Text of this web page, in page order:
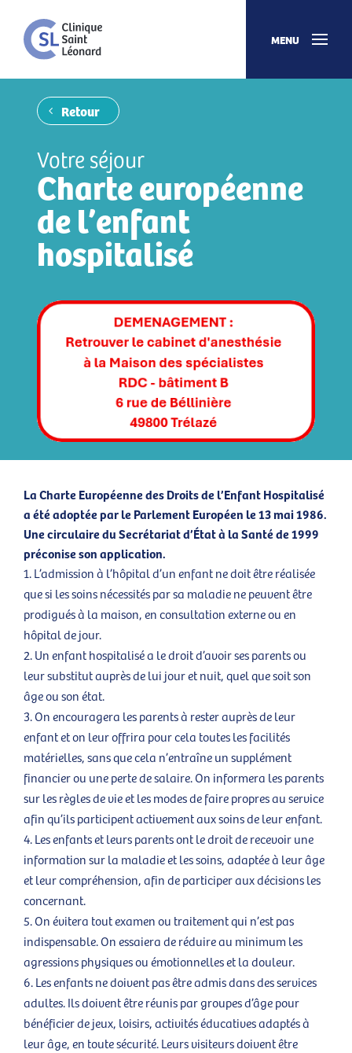
MENU
Retour
Votre séjour
Charte européenne
de l’enfant
hospitalisé
La Charte Européenne des Droits de l’Enfant Hospitalisé
a été adoptée par le Parlement Européen le 13 mai 1986.
Une circulaire du Secrétariat d’État à la Santé de 1999
préconise son application.
L’admission à l’hôpital d’un enfant ne doit être réalisée
que si les soins nécessités par sa maladie ne peuvent être
prodigués à la maison, en consultation externe ou en
hôpital de jour.
Un enfant hospitalisé a le droit d’avoir ses parents ou
leur substitut auprès de lui jour et nuit, quel que soit son
âge ou son état.
On encouragera les parents à rester auprès de leur
enfant et on leur offrira pour cela toutes les facilités
matérielles, sans que cela n’entraîne un supplément
financier ou une perte de salaire. On informera les parents
sur les règles de vie et les modes de faire propres au service
afin qu’ils participent activement aux soins de leur enfant.
Les enfants et leurs parents ont le droit de recevoir une
information sur la maladie et les soins, adaptée à leur âge
et leur compréhension, afin de participer aux décisions les
concernant.
On évitera tout examen ou traitement qui n’est pas
indispensable. On essaiera de réduire au minimum les
agressions physiques ou émotionnelles et la douleur.
Les enfants ne doivent pas être admis dans des services
adultes. Ils doivent être réunis par groupes d’âge pour
bénéficier de jeux, loisirs, activités éducatives adaptés à
leur âge, en toute sécurité. Leurs visiteurs doivent être